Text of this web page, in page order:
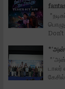
Don't
டாலர்